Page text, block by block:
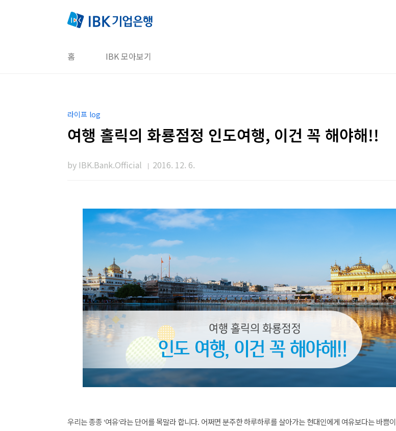
홈 IBK 모아보기
라이프 log
여행 홀릭의 화룡점정 인도여행, 이건 꼭 해야해!!
by IBK.Bank.Official 2016. 12. 6.
우리는종종 '여유'라는단어를목말라합니다. 어쩌면분주한하루하루를살아가는현대인에게 여유보다는바쁨이